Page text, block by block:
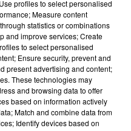
à la vie de chatelain
clip
profiles to select personalised
Measure content
statistics or combinations
and improve services; Create
to select personalised
Ensure security, prevent and
present advertising and content;
These technologies may
and browsing data to offer
based on information actively
Match and combine data from
Identify devices based on